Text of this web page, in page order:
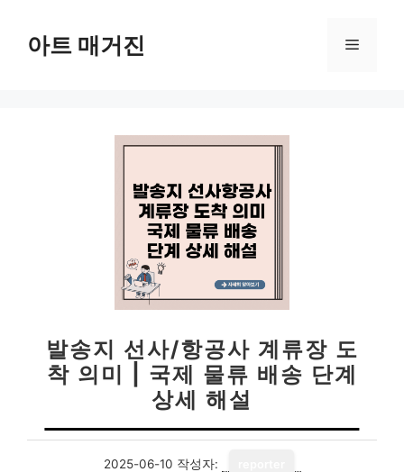
아트 매거진 메
발송지 선사/항공사 계류장 도
착 의미 | 국제 물류 배송 단계
상세 해설
2025-06-10 작성자: